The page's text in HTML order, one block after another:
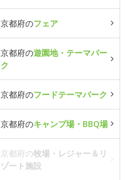
京都府のフェア
京都府の遊園地・テーマパー
ク
京都府のフードテーマパーク
京都府のキャンプ場・BBQ場
京都府の牧場・レジャー＆リ
ゾート施設